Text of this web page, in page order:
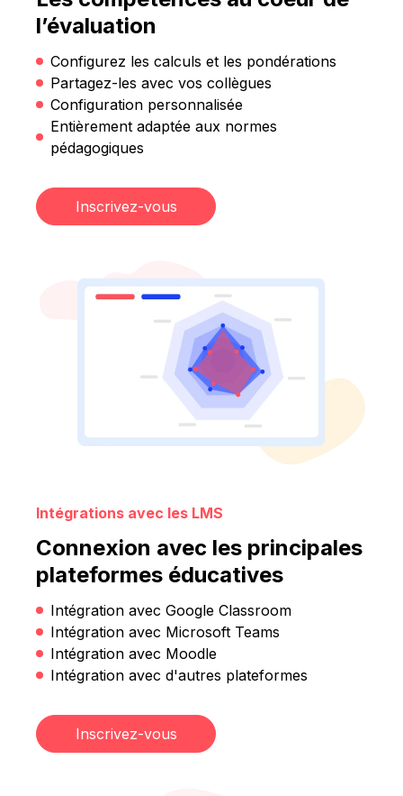
l’évaluation
Configurez les calculs et les pondérations
Partagez-les avec vos collègues
Configuration personnalisée
Entièrement adaptée aux normes
pédagogiques
Inscrivez-vous
Intégrations avec les LMS
Connexion avec les principales
plateformes éducatives
Intégration avec Google Classroom
Intégration avec Microsoft Teams
Intégration avec Moodle
Intégration avec d'autres plateformes
Inscrivez-vous